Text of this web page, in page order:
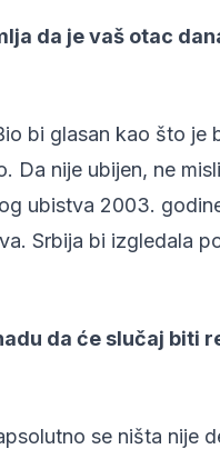
da je vaš otac
bi glasan kao što je
Da nije ubijen, ne
ubistva 2003.
Srbija bi izgledala
da će slučaj biti
se ništa nije